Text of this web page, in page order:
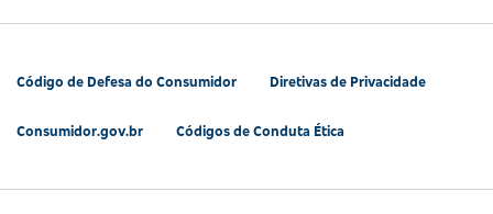
Código de Defesa do Consumidor Diretivas de Privacidade
Consumidor.gov.br Códigos de Conduta Ética